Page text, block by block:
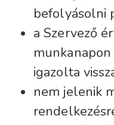
befolyásolni
a Szervező
igazolta
nem jelenik